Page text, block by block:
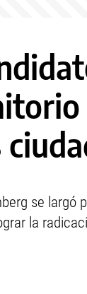
se largó
la